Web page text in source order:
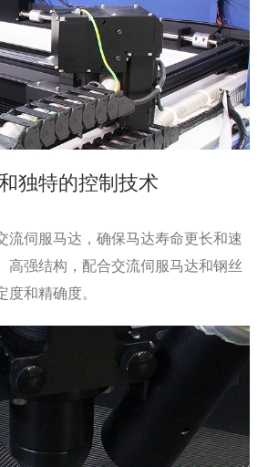
独特的控制技术
流伺服马达，确保马达寿命更长和速
高强结构，配合交流伺服马达和钢丝
和精确度。